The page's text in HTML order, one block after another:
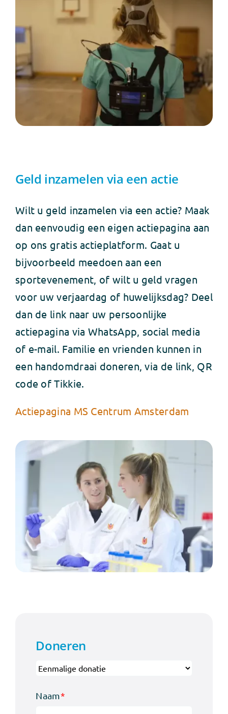
Geld inzamelen via een actie
Wilt u geld inzamelen via een actie? Maak
dan eenvoudig een eigen actiepagina aan
op ons gratis actieplatform. Gaat u
bijvoorbeeld meedoen aan een
sportevenement, of wilt u geld vragen
voor uw verjaardag of huwelijksdag? Deel
dan de link naar uw persoonlijke
actiepagina via WhatsApp, social media
of e-mail. Familie en vrienden kunnen in
een handomdraai doneren, via de link, QR
code of Tikkie.
Actiepagina MS Centrum Amsterdam
Doneren
Naam*